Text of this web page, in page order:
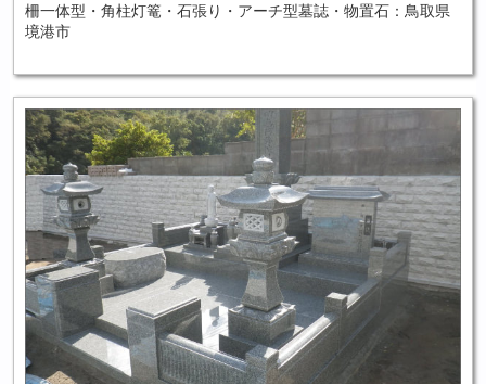
柵一体型・角柱灯篭・石張り・アーチ型墓誌・物置石：鳥取県
境港市